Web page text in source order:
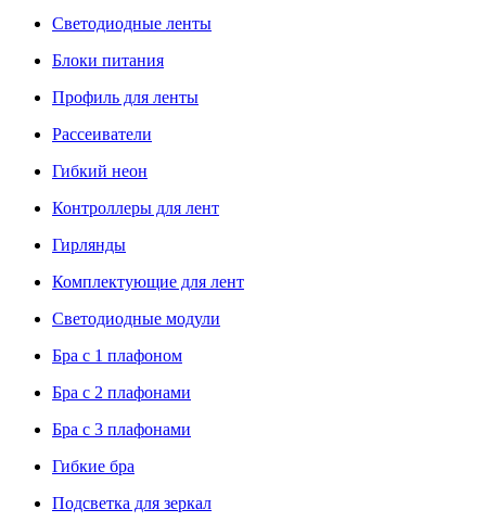
Светодиодные ленты
Блоки питания
Профиль для ленты
Рассеиватели
Гибкий неон
Контроллеры для лент
Гирлянды
Комплектующие для лент
Светодиодные модули
Бра с 1 плафоном
Бра с 2 плафонами
Бра с 3 плафонами
Гибкие бра
Подсветка для зеркал